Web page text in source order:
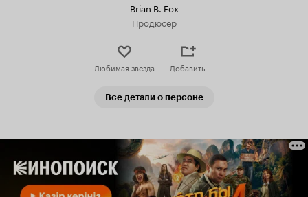
Brian B. Fox
Продюсер
Любимая звезда Добавить
Все детали о персоне